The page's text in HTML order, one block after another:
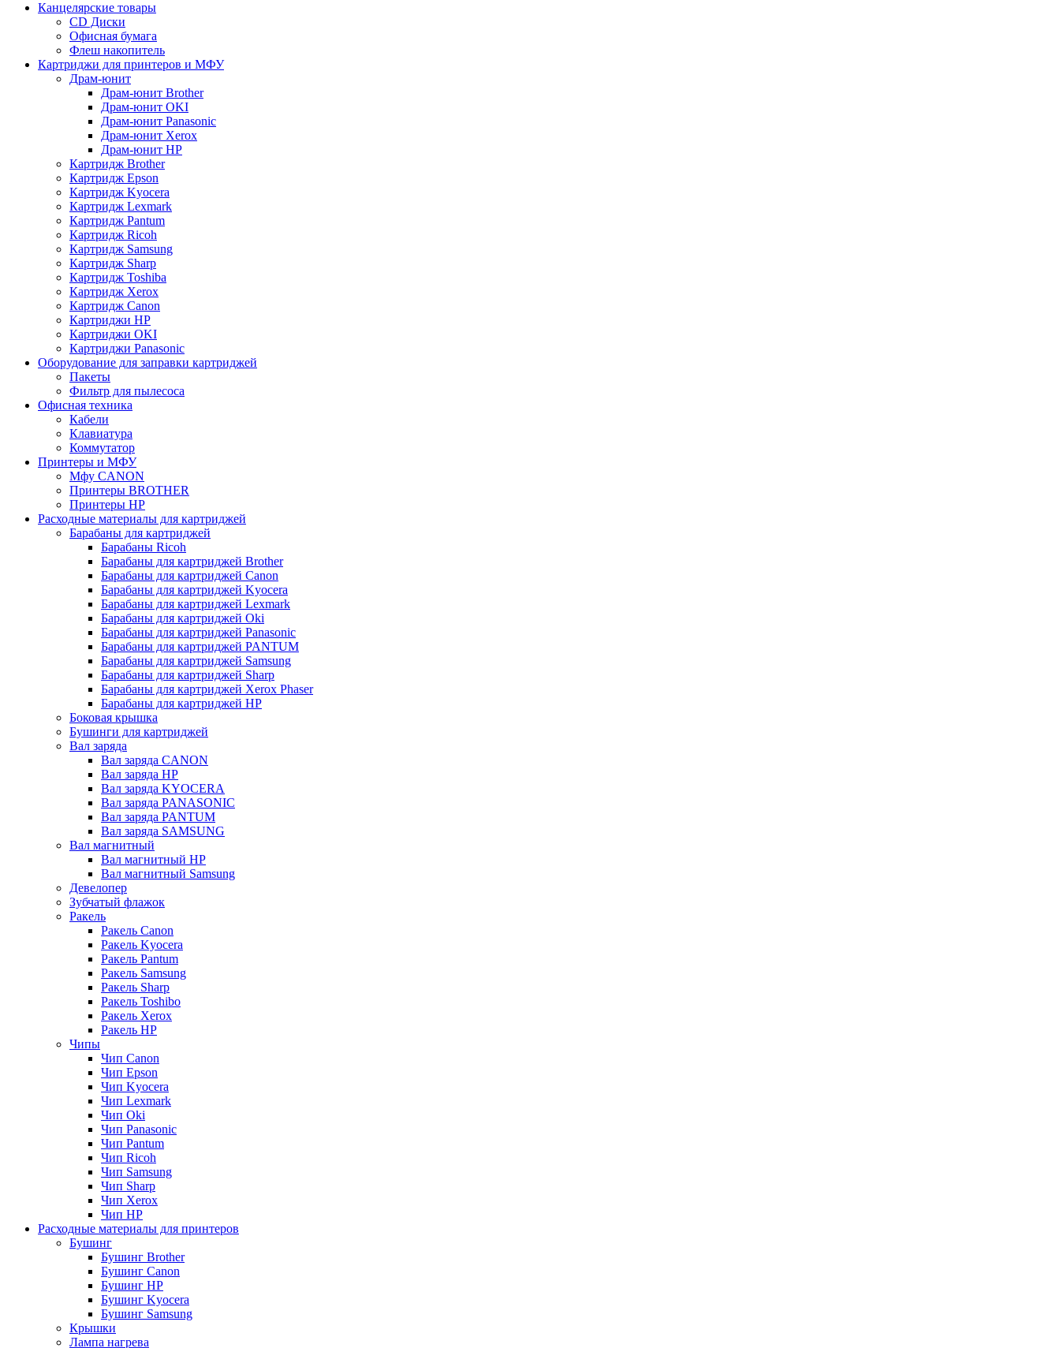
Канцелярские товары
CD Диски
Офисная бумага
Флеш накопитель
Картриджи для принтеров и МФУ
Драм-юнит
Драм-юнит Brother
Драм-юнит OKI
Драм-юнит Panasonic
Драм-юнит Xerox
Драм-юнит НР
Картридж Brother
Картридж Epson
Картридж Kyocera
Картридж Lexmark
Картридж Pantum
Картридж Ricoh
Картридж Samsung
Картридж Sharp
Картридж Toshiba
Картридж Xerox
Картридж Сanon
Картриджи HP
Картриджи OKI
Картриджи Panasonic
Оборудование для заправки картриджей
Пакеты
Фильтр для пылесоса
Офисная техника
Кабели
Клавиатура
Коммутатор
Принтеры и МФУ
Мфу CANON
Принтеры BROTHER
Принтеры HP
Расходные материалы для картриджей
Барабаны для картриджей
Барабаны Ricoh
Барабаны для картриджей Brother
Барабаны для картриджей Canon
Барабаны для картриджей Kyocera
Барабаны для картриджей Lexmark
Барабаны для картриджей Oki
Барабаны для картриджей Panasonic
Барабаны для картриджей PANTUM
Барабаны для картриджей Samsung
Барабаны для картриджей Sharp
Барабаны для картриджей Xerox Phaser
Барабаны для картриджей НР
Боковая крышка
Бушинги для картриджей
Вал заряда
Вал заряда CANON
Вал заряда HP
Вал заряда KYOCERA
Вал заряда PANASONIC
Вал заряда PANTUM
Вал заряда SAMSUNG
Вал магнитный
Вал магнитный HP
Вал магнитный Samsung
Девелопер
Зубчатый флажок
Ракель
Ракель Canon
Ракель Kyocera
Ракель Pantum
Ракель Samsung
Ракель Sharp
Ракель Toshibo
Ракель Xerox
Ракель НР
Чипы
Чип Canon
Чип Epson
Чип Kyocera
Чип Lexmark
Чип Oki
Чип Panasonic
Чип Pantum
Чип Ricoh
Чип Samsung
Чип Sharp
Чип Xerox
Чип НР
Расходные материалы для принтеров
Бушинг
Бушинг Brother
Бушинг Canon
Бушинг HP
Бушинг Kyocera
Бушинг Samsung
Крышки
Лампа нагрева